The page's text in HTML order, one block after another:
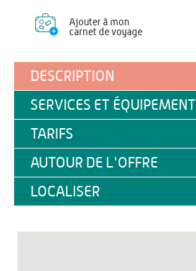
Ajouter à mon
carnet de voyage
DESCRIPTION
SERVICES ET ÉQUIPEMENT
TARIFS
AUTOUR DE L'OFFRE
LOCALISER